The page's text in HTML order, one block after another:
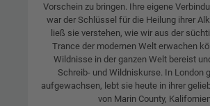
Vorschein zu bringen. Ihre eigene
war der Schlüssel für die Heilung ihrer
ließ sie verstehen, wie wir aus der
Trance der modernen Welt erwachen
Wildnisse in der ganzen Welt bereist
Schreib- und Wildniskurse. In London
aufgewachsen, lebt sie heute in ihrer
von Marin County,